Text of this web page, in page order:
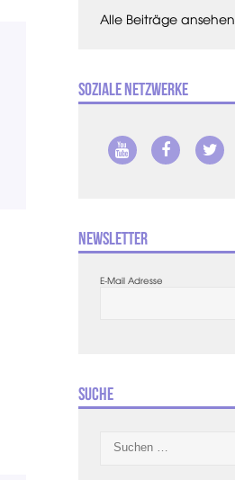
Alle Beiträge ansehen
Soziale Netzwerke
Newsletter
E-Mail Adresse
Suche
nach: